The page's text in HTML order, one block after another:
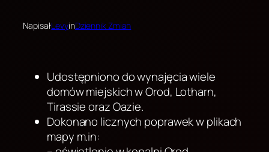
NapisałLevyinDziennik Zmian
Udostępniono do wynajęcia wiele
domów miejskich w Orod, Lotharn,
Tirassie oraz Oazie.
Dokonano licznych poprawek w plikach
mapy m.in: